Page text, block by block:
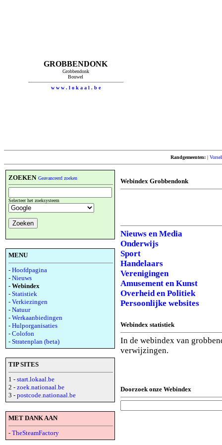
GROBBENDONK
Grobbendonk
Bouwel
w w w . l o k a a l . b e
Randgemeenten: |
ZOEKEN Geavanceerd zoeken
Selecteer het zoeksysteem
MENU
- Hoofdpagina
- Nieuws
- Webindex
- Statistiek
- Verkiezingen
- Natuur
- Werkaanbiedingen
- Hulporganisaties
- Colofon
- Stratenplan (beta)
TIP SITES
1 - start.lokaal.be
2 - zoek.nationaal.be
3 - postcode.nationaal.be
MET DANK AAN
- TheSteamFactory
Webindex Grobbendonk
Nieuws en Media
Onderwijs
Sport
Handelaars
Verenigingen
Amusement en Kunst
Overheid en Politiek
Persoonlijke websites
Webindex statistiek
In de webindex van
verwijzingen.
Doorzoek onze Webindex